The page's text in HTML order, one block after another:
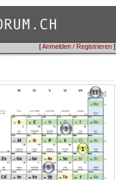
[Anmelden / Registrieren ]
1
3
5
11